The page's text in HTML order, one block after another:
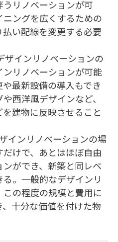
リノベーションが可
ングを広くするための
い配線を変更する必要
ザインリノベーションの
リノベーションが可能
最新設備の導入もでき
西洋風デザインなど、
建物に反映させること
インリノベーションの場
けで、あとはほぼ自由
ができ、新築と同レベ
。一般的なデザインリ
の程度の規模と費用に
十分な価値を付けた物